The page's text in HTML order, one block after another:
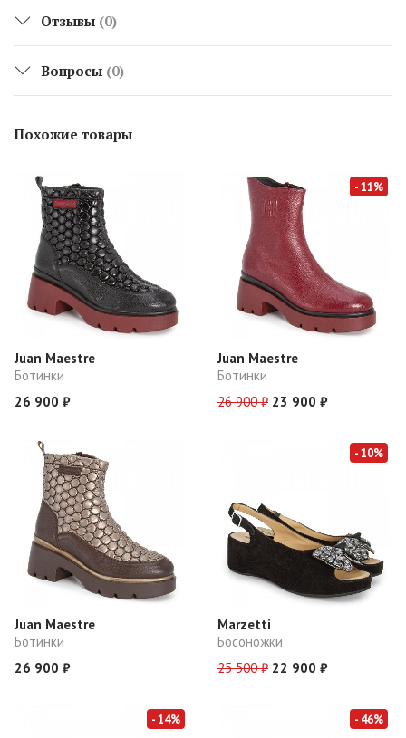
Отзывы (0)
Вопросы (0)
Похожие товары
Juan Maestre
Ботинки
26 900 ₽
- 11%
Juan Maestre
Ботинки
26 900 ₽ 23 900 ₽
Juan Maestre
Ботинки
26 900 ₽
- 10%
Marzetti
Босоножки
25 500 ₽ 22 900 ₽
- 14% - 46%